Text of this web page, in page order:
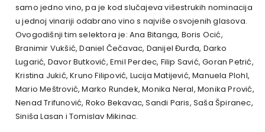
samo jedno vino, pa je kod slučajeva višestrukih nominacija
u jednoj vinariji odabrano vino s najviše osvojenih glasova.
Ovogodišnji tim selektora je: Ana Bitanga, Boris Ocić,
Branimir Vukšić, Daniel Čečavac, Danijel Đurđa, Darko
Lugarić, Davor Butković, Emil Perdec, Filip Savić, Goran Petrić,
Kristina Jukić, Kruno Filipović, Lucija Matijević, Manuela Plohl,
Mario Meštrović, Marko Rundek, Monika Neral, Monika Prović,
Nenad Trifunović, Roko Bekavac, Sandi Paris, Saša Špiranec,
Siniša Lasan i Tomislav Mikinac.